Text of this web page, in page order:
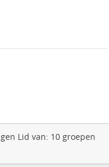
Lid van: 10 groepen